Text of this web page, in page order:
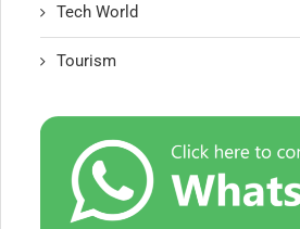
Tech World
Tourism